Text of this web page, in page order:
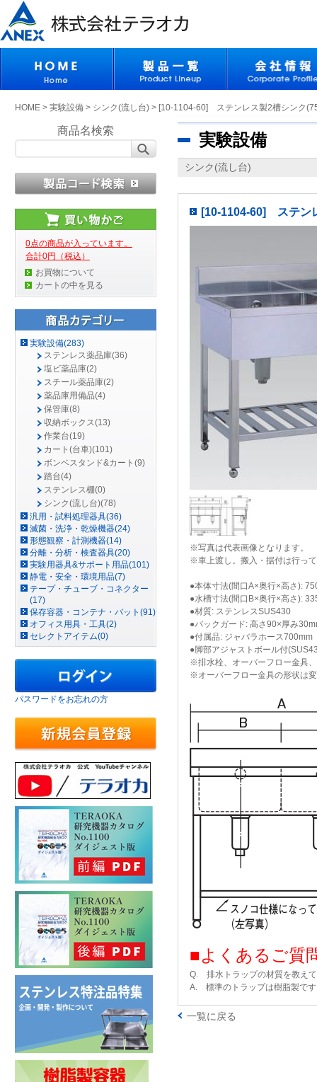
HOME > 実験設備 > シンク(流し台) > [10-1104-60] ステンレス製2槽シンク
商品名検索
0点の商品が入っています。
合計0円（税込）
お買物について
カートの中を見る
実験設備(283)
ステンレス薬品庫(36)
塩ビ薬品庫(2)
スチール薬品庫(2)
薬品庫用備品(4)
保管庫(8)
収納ボックス(13)
作業台(19)
カート(台車)(101)
ボンベスタンド&カート(9)
踏台(4)
ステンレス棚(0)
シンク(流し台)(78)
汎用・試料処理器具(36)
滅菌・洗浄・乾燥機器(24)
形態観察・計測機器(14)
分離・分析・検査器具(20)
実験用器具&サポート用品(101)
静電・安全・環境用品(7)
テープ・チューブ・コネクター
(17)
保存容器・コンテナ・バット(91)
オフィス用具・工具(2)
セレクトアイテム(0)
パスワードをお忘れの方
実験設備
シンク(流し台)
[10-1104-60] ステン
※写真は代表画像となります。
※車上渡し。搬入・据付は行っ
●本体寸法(間口A×奥行×高さ):
●水槽寸法(間口B×奥行×高さ):
●材質: ステンレスSUS430
●バックガード: 高さ90×厚み
●付属品: ジャバラホース700mm
●脚部アジャストボール付
※排水栓、オーバーフロー金具
※オーバーフロー金具の形状は
■よくあるご質
Q. 排水トラップの材質を教え
A. 標準のトラップは樹脂製で
一覧に戻る